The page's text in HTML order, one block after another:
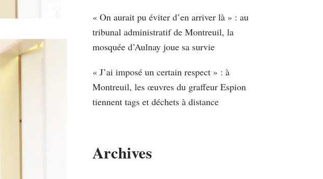
« On aurait pu éviter d’en arriver là » : au
tribunal administratif de Montreuil, la
mosquée d’Aulnay joue sa survie
« J’ai imposé un certain respect » : à
Montreuil, les œuvres du graffeur Espion
tiennent tags et déchets à distance
Archives